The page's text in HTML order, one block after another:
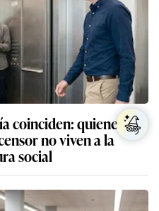
coinciden: quienes
no viven a la
social